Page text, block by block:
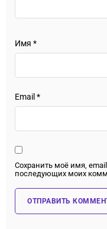
Имя *
Email *
Сохранить моё имя,
последующих моих